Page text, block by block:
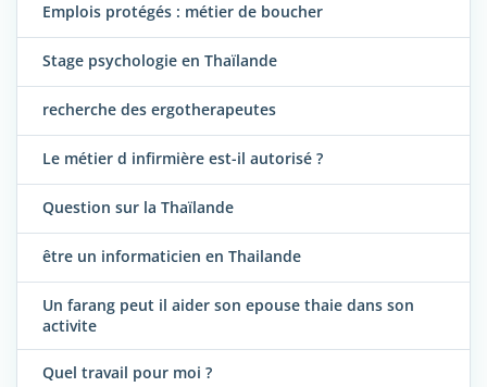
Emplois protégés : métier de boucher
Stage psychologie en Thaïlande
recherche des ergotherapeutes
Le métier d infirmière est-il autorisé ?
Question sur la Thaïlande
être un informaticien en Thailande
Un farang peut il aider son epouse thaie dans son
activite
Quel travail pour moi ?